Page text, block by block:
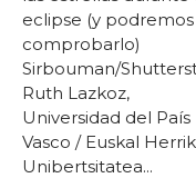
eclipse (y podremos
comprobarlo)
Sirbouman/
Ruth Lazkoz,
Universidad del País
Vasco / Euskal
Unibertsitatea...